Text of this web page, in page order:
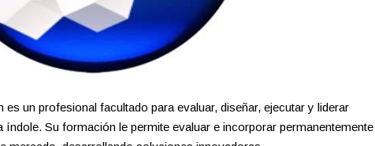
es un profesional facultado para evaluar, diseñar, ejecutar y liderar
Su formación le permite evaluar e incorporar permanentemente